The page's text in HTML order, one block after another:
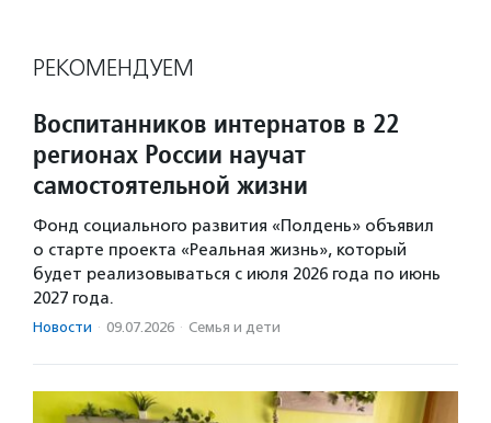
РЕКОМЕНДУЕМ
Воспитанников интернатов в 22
регионах России научат
самостоятельной жизни
Фонд социального развития «Полдень» объявил
о старте проекта «Реальная жизнь», который
будет реализовываться с июля 2026 года по июнь
2027 года.
Новости · 09.07.2026 · Семья и дети